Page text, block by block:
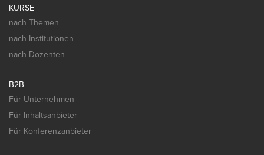
KURSE
nach Themen
nach Institutionen
nach Dozenten
B2B
Für Unternehmen
Für Inhaltsanbieter
Für Konferenzanbieter